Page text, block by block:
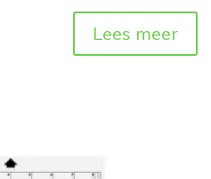
Lees meer